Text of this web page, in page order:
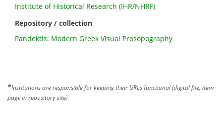
Institute of Historical Research (IHR/NHRF)
Repository / collection
Pandektis: Modern Greek Visual Prosopography
*Institutions are responsible for keeping their URLs functional (digital file, item
page in repository site)